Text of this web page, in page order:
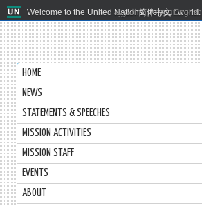
Welcome to the United Nations. It's your world.
العربية 简体中文 English
HOME
NEWS
STATEMENTS & SPEECHES
MISSION ACTIVITIES
MISSION STAFF
EVENTS
ABOUT